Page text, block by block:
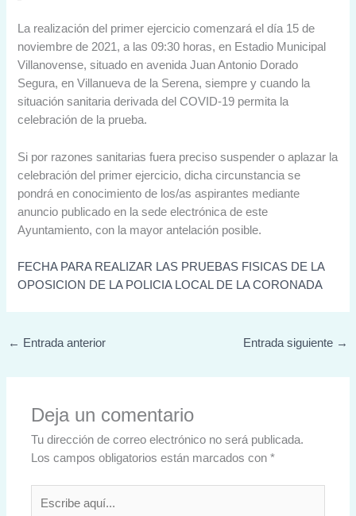
La realización del primer ejercicio comenzará el día 15 de
noviembre de 2021, a las 09:30 horas, en Estadio Municipal
Villanovense, situado en avenida Juan Antonio Dorado
Segura, en Villanueva de la Serena, siempre y cuando la
situación sanitaria derivada del COVID-19 permita la
celebración de la prueba.
Si por razones sanitarias fuera preciso suspender o aplazar la
celebración del primer ejercicio, dicha circunstancia se
pondrá en conocimiento de los/as aspirantes mediante
anuncio publicado en la sede electrónica de este
Ayuntamiento, con la mayor antelación posible.
FECHA PARA REALIZAR LAS PRUEBAS FISICAS DE LA
OPOSICION DE LA POLICIA LOCAL DE LA CORONADA
← Entrada anterior Entrada siguiente →
Deja un comentario
Tu dirección de correo electrónico no será publicada.
Los campos obligatorios están marcados con*
aquí...